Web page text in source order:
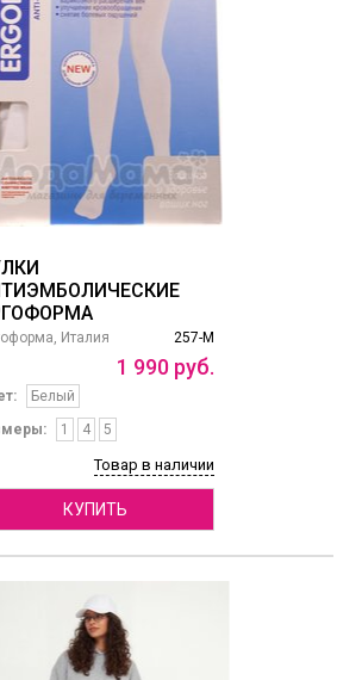
257-М
Италия
1 990 руб.
Белый
1 4 5
Товар в наличии
КУПИТЬ